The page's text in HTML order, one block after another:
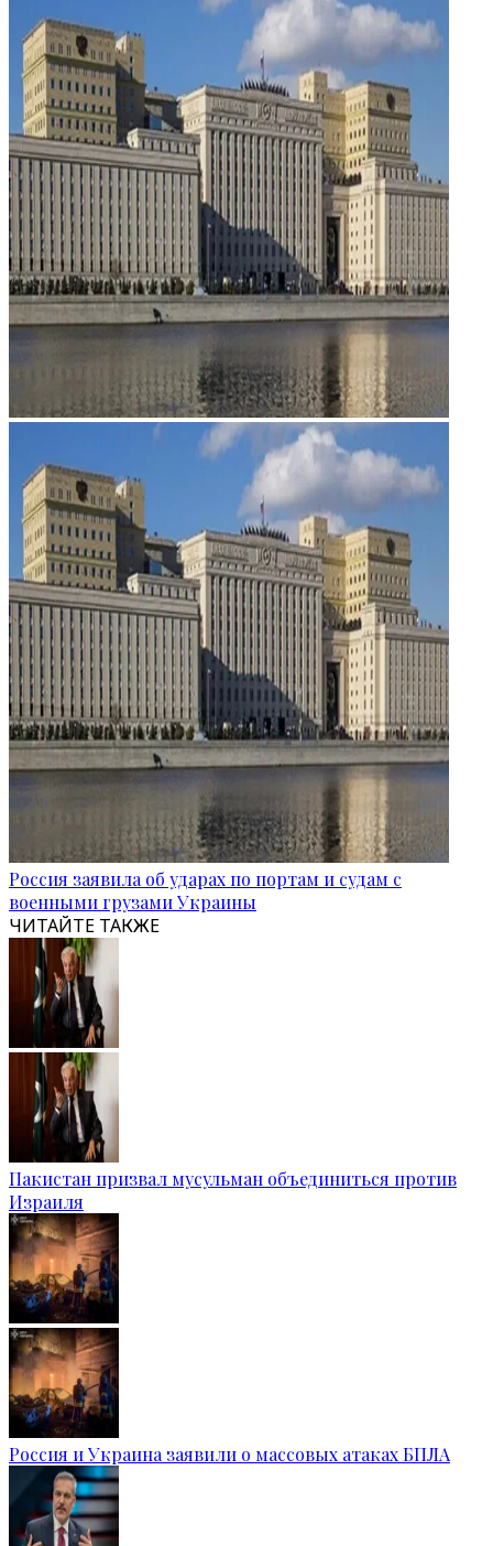
Россия заявила об ударах по портам и судам с
военными грузами Украины
ЧИТАЙТЕ ТАКЖЕ
Пакистан призвал мусульман объединиться против
Израиля
Россия и Украина заявили о массовых атаках БПЛА